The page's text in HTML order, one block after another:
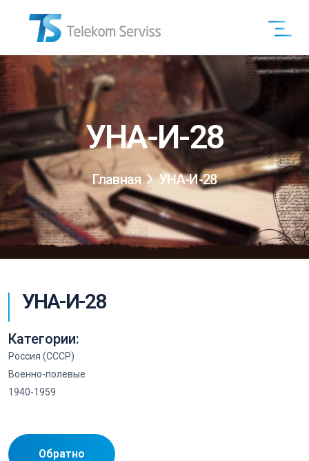
УНА-И-28
Главная УНА-И-28
УНА-И-28
Категории:
Россия (СССР)
Военно-полевые
1940-1959
Обратно